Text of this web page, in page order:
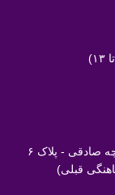
: خ اجاره دار - کوچه شایقی - کوچه صادقی - پلاک ۶